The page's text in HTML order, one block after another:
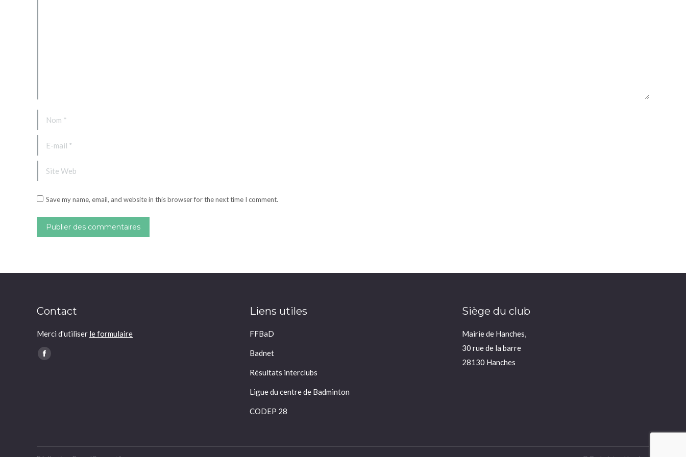
Nom *
E-mail *
Site Web
Save my name, email, and website in this browser for the next time I comment.
Publier des commentaires
Contact
Merci d'utiliser le formulaire
Trouvez nous sur :
Facebook
Liens utiles
FFBaD
Badnet
Résultats interclubs
Ligue du centre de Badminton
CODEP 28
Siège du club
Mairie de Hanches,
30 rue de la barre
28130 Hanches